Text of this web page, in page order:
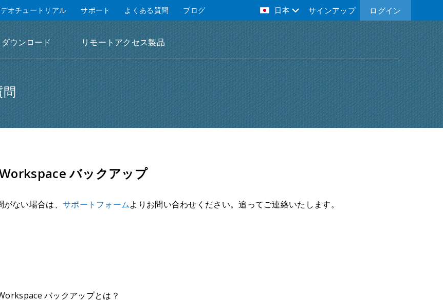
オチュートリアル サポート よくある質問 ブログ 日本 ログイン
サインアップ
ダウンロード リモートアクセス製品
バックアップ
ない場合は、 サポートフォームよりお問い合わせください。追ってご連絡いたします。
バックアップとは？